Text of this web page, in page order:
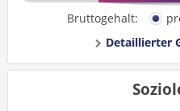
Bruttogehalt:
Detaillierter